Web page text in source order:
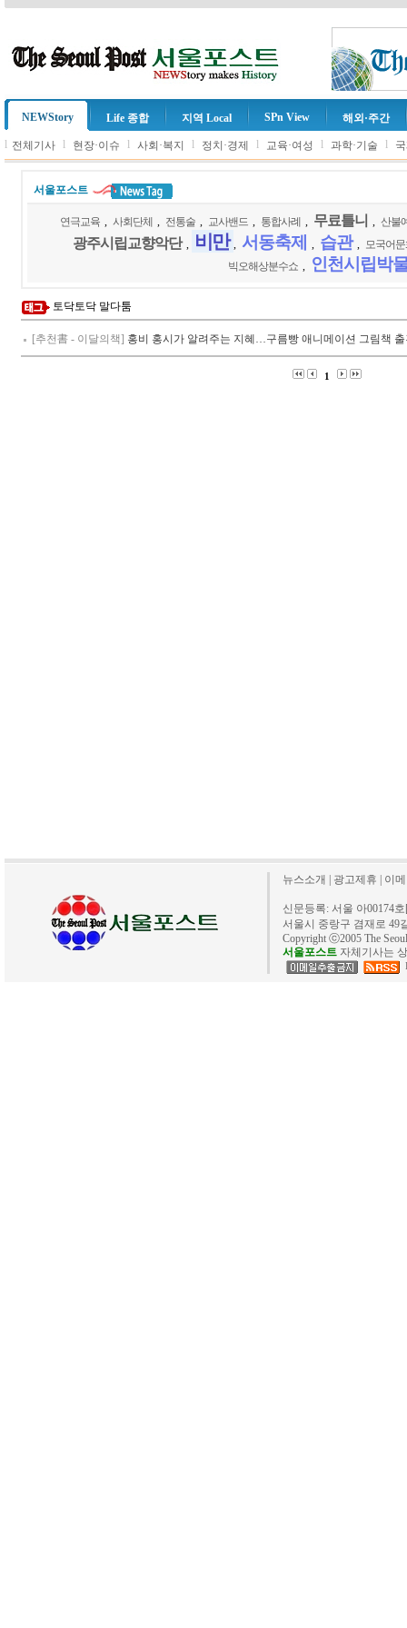
NEWStory Life 종합 지역 Local SPn View 해외·주간
l 전체기사 l 현장·이슈 l 사회·복지 l 정치·경제 l 교육·여성 l 과학·기술 l
서울포스트
연극교육 사회단체 전통술 교사밴드 통합사례 무료틀니 산불
광주시립교향악단 비만 서동축제 습관
모국어
빅오해상분수쇼
인천시립박
토닥토닥 말다툼
[추천書 - 이달의책] 홍비 홍시가 알려주는 지혜…구름빵 애니메이션 그림책
1
뉴스소개 광고제휴 이
신문등록: 서울 아00174
서울시 중랑구 겸재로 49
Copyright ⓒ2005 The
서울포스트 자체기사는